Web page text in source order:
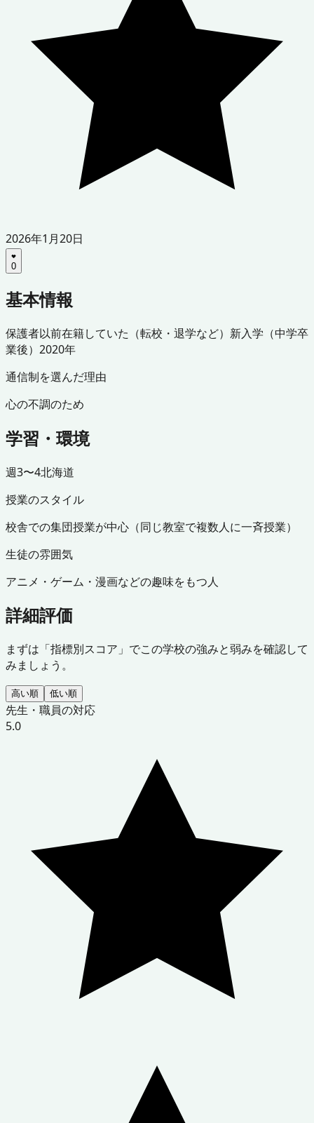
2026年1月20日
0
基本情報
保護者以前在籍していた（転校・退学など） 新入学（中学卒
業後） 2020年
通信制を選んだ理由
心の不調のため
学習・環境
週3〜4北海道
授業のスタイル
校舎での集団授業が中心（同じ教室で複数人に一斉授業）
生徒の雰囲気
アニメ・ゲーム・漫画などの趣味をもつ人
詳細評価
まずは「指標別スコア」でこの学校の強みと弱みを確認して
みましょう。
高い順 低い順
先生・職員の対応
5.0